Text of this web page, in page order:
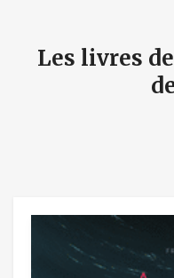
Les livres